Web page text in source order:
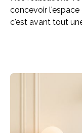
concevoir l'espace
c'est avant tout